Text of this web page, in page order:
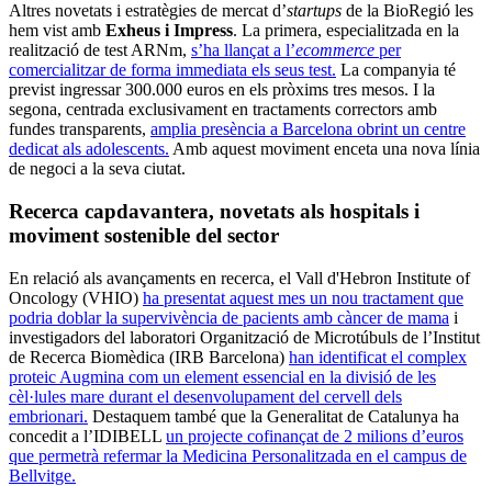
Altres novetats i estratègies de mercat d’startups de la BioRegió les
hem vist amb Exheus i Impress. La primera, especialitzada en la
realització de test ARNm, s’ha llançat a l’ecommerce per
comercialitzar de forma immediata els seus test. La companyia té
previst ingressar 300.000 euros en els pròxims tres mesos. I la
segona, centrada exclusivament en tractaments correctors amb
fundes transparents, amplia presència a Barcelona obrint un centre
dedicat als adolescents. Amb aquest moviment enceta una nova línia
de negoci a la seva ciutat.
Recerca capdavantera, novetats als hospitals i
moviment sostenible del sector
En relació als avançaments en recerca, el Vall d'Hebron Institute of
Oncology (VHIO) ha presentat aquest mes un nou tractament que
podria doblar la supervivència de pacients amb càncer de mama i
investigadors del laboratori Organització de Microtúbuls de l’Institut
de Recerca Biomèdica (IRB Barcelona) han identificat el complex
proteic Augmina com un element essencial en la divisió de les
cèl·lules mare durant el desenvolupament del cervell dels
embrionari. Destaquem també que la Generalitat de Catalunya ha
concedit a l’IDIBELL un projecte cofinançat de 2 milions d’euros
que permetrà refermar la Medicina Personalitzada en el campus de
Bellvitge.